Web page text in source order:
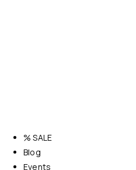
% SALE
Blog
Events